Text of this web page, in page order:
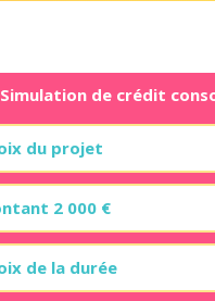
Simulation de crédit